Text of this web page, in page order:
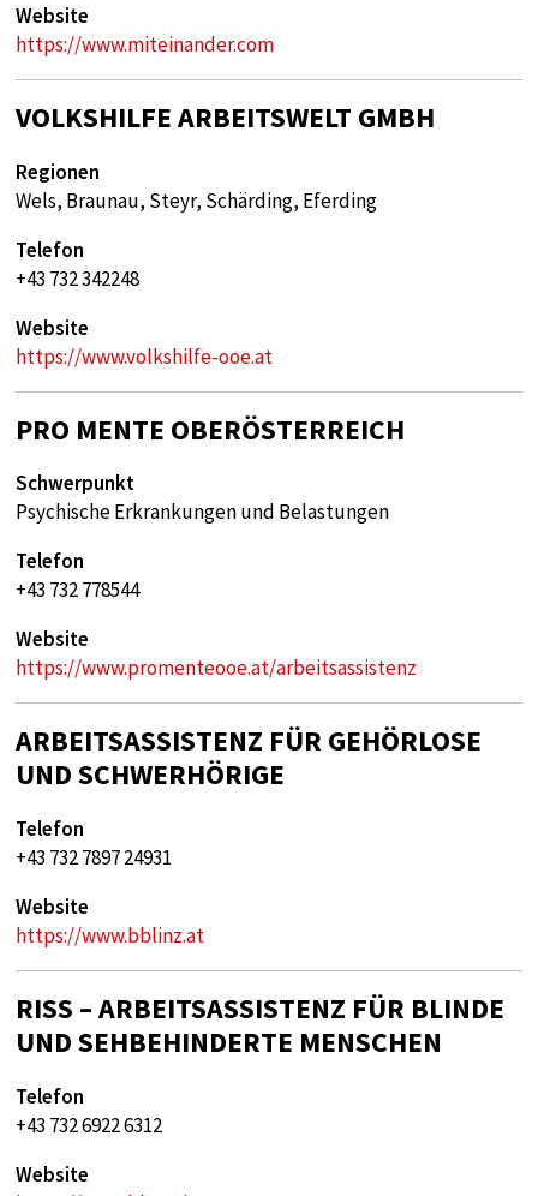
Website
https://www.miteinander.com
VOLKSHILFE ARBEITSWELT GMBH
Regionen
Wels, Braunau, Steyr, Schärding, Eferding
Telefon
+43 732 342248
Website
https://www.volkshilfe-ooe.at
PRO MENTE OBERÖSTERREICH
Schwerpunkt
Psychische Erkrankungen und Belastungen
Telefon
+43 732 778544
Website
https://www.promenteooe.at/arbeitsassistenz
ARBEITSASSISTENZ FÜR GEHÖRLOSE
UND SCHWERHÖRIGE
Telefon
+43 732 7897 24931
Website
https://www.bblinz.at
RISS – ARBEITSASSISTENZ FÜR BLINDE
UND SEHBEHINDERTE MENSCHEN
Telefon
+43 732 6922 6312
Website